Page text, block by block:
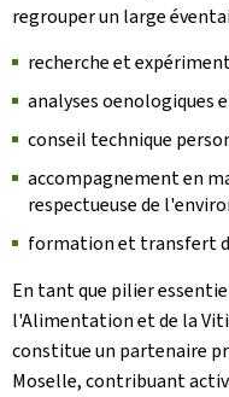
regrouper un large
recherche et
analyses oenologiques
conseil technique
accompagnement en
respectueuse de
formation et transfert
En tant que pilier
l'Alimentation et de la
constitue un partenaire
Moselle, contribuant